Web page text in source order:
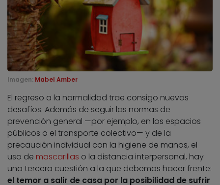
Imagen: Mabel Amber
El regreso a la normalidad trae consigo nuevos
desafíos. Además de seguir las normas de
prevención general —por ejemplo, en los espacios
públicos o el transporte colectivo— y de la
precaución individual con la higiene de manos, el
uso de mascarillas o la distancia interpersonal, hay
una tercera cuestión a la que debemos hacer frente:
el temor a salir de casa por la posibilidad de sufrir